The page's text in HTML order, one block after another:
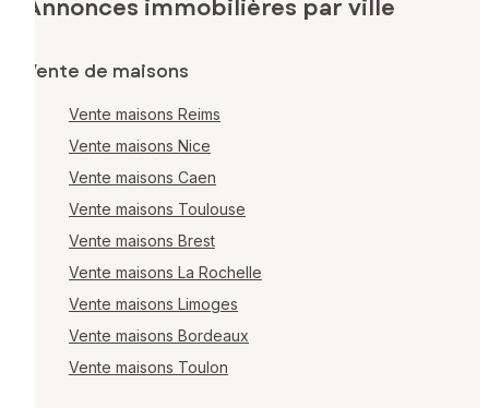
Annonces immobilières par ville
Vente de maisons
Vente maisons Reims
Vente maisons Nice
Vente maisons Caen
Vente maisons Toulouse
Vente maisons Brest
Vente maisons La Rochelle
Vente maisons Limoges
Vente maisons Bordeaux
Vente maisons Toulon